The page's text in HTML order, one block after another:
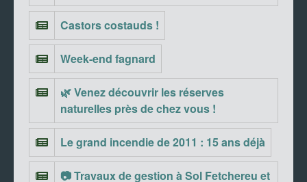
Castors costauds !
Week-end fagnard
🌿 Venez découvrir les réserves
naturelles près de chez vous !
Le grand incendie de 2011 : 15 ans déjà
📷 Travaux de gestion à Sol Fetchereu et